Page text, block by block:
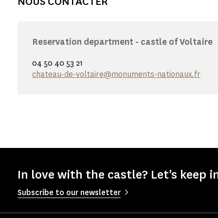
Reservation department - castle of Voltaire
04 50 40 53 21
chateau-de-voltaire@monuments-nationaux.fr
In love with the castle? Let's keep
Subscribe to our newsletter